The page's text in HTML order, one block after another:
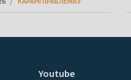
Youtube